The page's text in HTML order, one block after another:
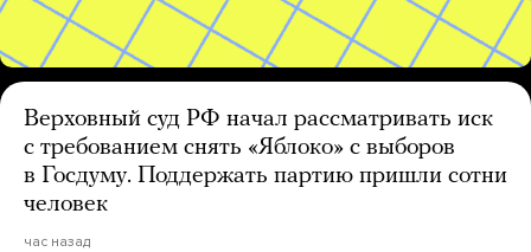
Верховный суд РФ начал рассматривать иск
с требованием снять «Яблоко» с выборов
в Госдуму. Поддержать партию пришли сотни
человек
час назад